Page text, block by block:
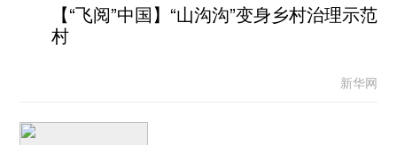
【“飞阅”中国】“山沟沟”变身乡村治理示范
村
新华网